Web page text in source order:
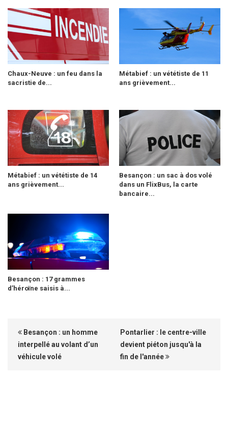
Chaux-Neuve : un feu dans la
sacristie de...
Métabief : un vététiste de 11
ans grièvement...
Métabief : un vététiste de 14
ans grièvement...
Besançon : un sac à dos volé
dans un FlixBus, la carte
bancaire...
Besançon : 17 grammes
d’héroïne saisis à...
Besançon : un homme
interpellé au volant d’un
véhicule volé
Pontarlier : le centre-ville
devient piéton jusqu'à la
fin de l'année